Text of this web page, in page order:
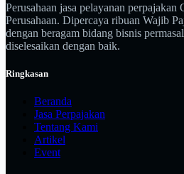
Perusahaan jasa pelayanan perpajakan
Perusahaan. Dipercaya ribuan Wajib
dengan beragam bidang bisnis
diselesaikan dengan baik.
Ringkasan
Beranda
Jasa Perpajakan
Tentang Kami
Artikel
Event